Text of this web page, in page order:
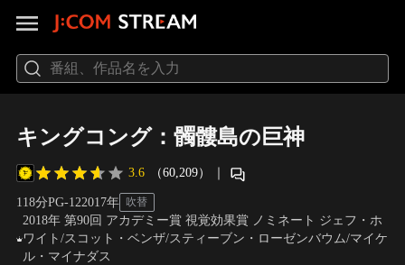
キングコング：髑髏島の巨神
3.6 （60,209） ｜
118分PG-122017年 吹替
2018年 第90回 アカデミー賞 視覚効果賞 ノミネート ジェフ・ホ
ワイト/スコット・ベンザ/スティーブン・ローゼンバウム/マイケ
ル・マイナダス